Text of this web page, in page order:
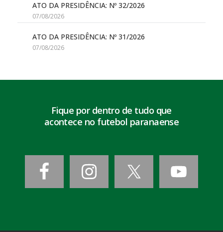
ATO DA PRESIDÊNCIA: Nº 32/2026
07/08/2026
ATO DA PRESIDÊNCIA: Nº 31/2026
07/08/2026
Fique por dentro de tudo que
acontece no futebol paranaense